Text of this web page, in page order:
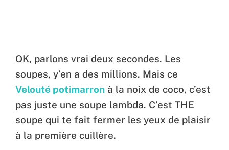
OK, parlons vrai deux secondes. Les
soupes, y’en a des millions. Mais ce
Velouté potimarron à la noix de coco, c’est
pas juste une soupe lambda. C’est THE
soupe qui te fait fermer les yeux de plaisir
à la première cuillère.